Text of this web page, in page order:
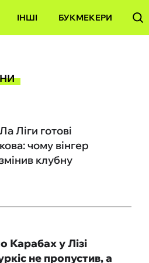
ІНШІ БУКМЕКЕРИ
Ліги готові
чому вінгер
клубну
Карабах у Лізі
не пропустив, а